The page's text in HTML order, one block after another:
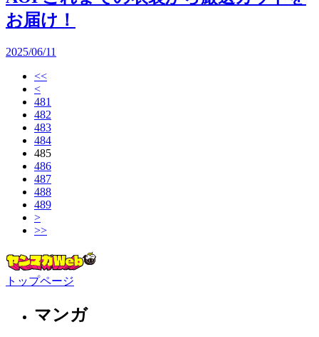
お届け！
2025/06/11
<<
<
481
482
483
484
485
486
487
488
489
>
>>
トップページ
マンガ